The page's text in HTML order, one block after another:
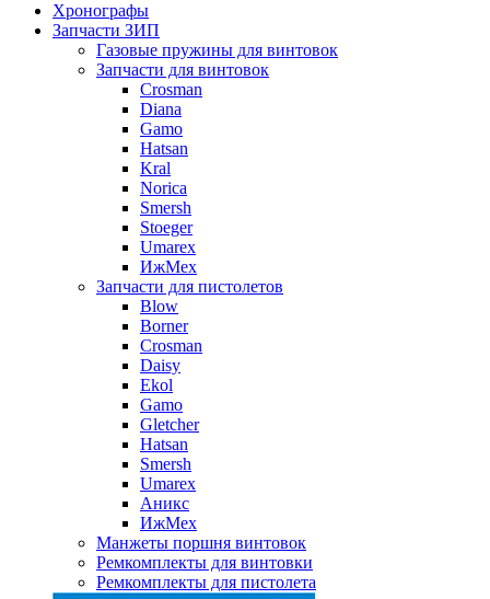
Хронографы
Запчасти ЗИП
Газовые пружины для винтовок
Запчасти для винтовок
Crosman
Diana
Gamo
Hatsan
Kral
Norica
Smersh
Stoeger
Umarex
ИжМех
Запчасти для пистолетов
Blow
Borner
Crosman
Daisy
Ekol
Gamo
Gletcher
Hatsan
Smersh
Umarex
Аникс
ИжМех
Манжеты поршня винтовок
Ремкомплекты для винтовки
Ремкомплекты для пистолета